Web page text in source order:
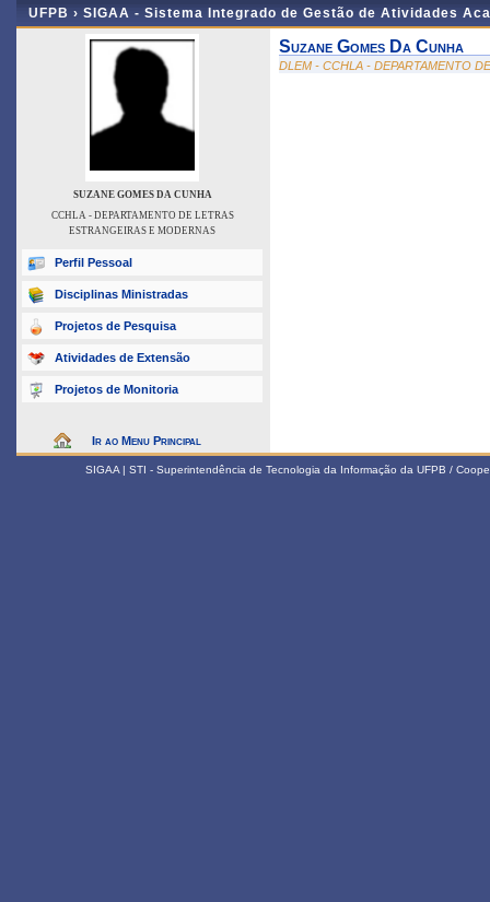
UFPB › SIGAA - Sistema Integrado de Gestão de Atividades
SUZANE GOMES DA CUNHA
CCHLA - DEPARTAMENTO DE LETRAS
ESTRANGEIRAS E MODERNAS
Perfil Pessoal
Disciplinas Ministradas
Projetos de Pesquisa
Atividades de Extensão
Projetos de Monitoria
Ir ao Menu Principal
Suzane Gomes Da Cunha
DLEM - CCHLA - DEPARTAMENTO
SIGAA | STI - Superintendência de Tecnologia da Informação da UFPB /